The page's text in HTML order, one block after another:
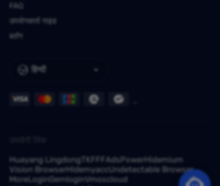
हिन्दी
FAQ
उपयोगकर्ता गाइड
ब्लॉग
Huayang Lingdong TKFFF AdsPowerHidemium
Vision BrowserHidemyaccUndetectable Browser
MoreLoginGemloginVmoscloud